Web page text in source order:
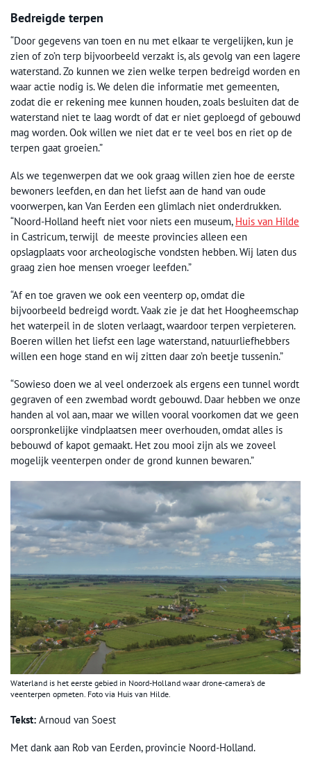
Bedreigde terpen
“Door gegevens van toen en nu met elkaar te vergelijken, kun je
zien of zo’n terp bijvoorbeeld verzakt is, als gevolg van een lagere
waterstand. Zo kunnen we zien welke terpen bedreigd worden en
waar actie nodig is. We delen die informatie met gemeenten,
zodat die er rekening mee kunnen houden, zoals besluiten dat de
waterstand niet te laag wordt of dat er niet geploegd of gebouwd
mag worden. Ook willen we niet dat er te veel bos en riet op de
terpen gaat groeien.”
Als we tegenwerpen dat we ook graag willen zien hoe de eerste
bewoners leefden, en dan het liefst aan de hand van oude
voorwerpen, kan Van Eerden een glimlach niet onderdrukken.
“Noord-Holland heeft niet voor niets een museum, Huis van Hilde
in Castricum, terwijl de meeste provincies alleen een
opslagplaats voor archeologische vondsten hebben. Wij laten dus
graag zien hoe mensen vroeger leefden.”
“Af en toe graven we ook een veenterp op, omdat die
bijvoorbeeld bedreigd wordt. Vaak zie je dat het Hoogheemschap
het waterpeil in de sloten verlaagt, waardoor terpen verpieteren.
Boeren willen het liefst een lage waterstand, natuurliefhebbers
willen een hoge stand en wij zitten daar zo’n beetje tussenin.”
“Sowieso doen we al veel onderzoek als ergens een tunnel wordt
gegraven of een zwembad wordt gebouwd. Daar hebben we onze
handen al vol aan, maar we willen vooral voorkomen dat we geen
oorspronkelijke vindplaatsen meer overhouden, omdat alles is
bebouwd of kapot gemaakt. Het zou mooi zijn als we zoveel
mogelijk veenterpen onder de grond kunnen bewaren.”
Waterland is het eerste gebied in Noord-Holland waar drone-camera’s de
veenterpen opmeten. Foto via Huis van Hilde.
Tekst: Arnoud van Soest
Met dank aan Rob van Eerden, provincie Noord-Holland.